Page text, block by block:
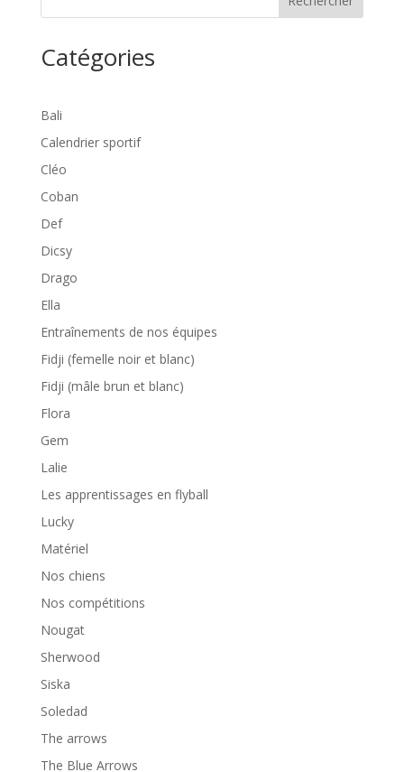
Catégories
Bali
Calendrier sportif
Cléo
Coban
Def
Dicsy
Drago
Ella
Entraînements de nos équipes
Fidji (femelle noir et blanc)
Fidji (mâle brun et blanc)
Flora
Gem
Lalie
Les apprentissages en flyball
Lucky
Matériel
Nos chiens
Nos compétitions
Nougat
Sherwood
Siska
Soledad
The arrows
The Blue Arrows